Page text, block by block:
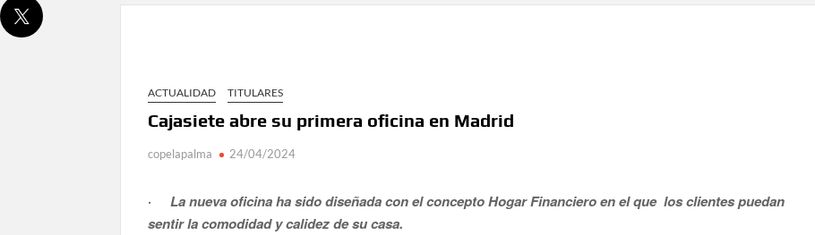
ACTUALIDAD TITULARES
Cajasiete abre su primera oficina en Madrid
copelapalma 24/04/2024
· La nueva oficina ha sido diseñada con el concepto Hogar Financiero en el que los clientes puedan
sentir la comodidad y calidez de su casa.